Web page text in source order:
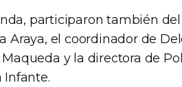
participaron también
Araya, el coordinador de
y la directora de
Infante.